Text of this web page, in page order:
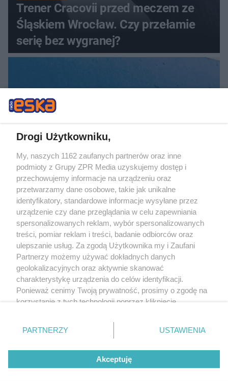
Trener Cracovii przed meczem ze
Śląskiem Wrocław. Czy przełamie
serię bez wygranej?
Zagrożenie wybuchem w
Swarzędzu. Policja zatrzymała 35-
latka, który zgłosił ładunek w swoim
aucie
Oszustwo w powiecie trzebnickim.
Małżeństwo seniorów straciło 240
000 zł
Drogi Użytkowniku,
My, naszych 1162 zaufanych partnerów oraz inne
podmioty z Grupy ZPR Media uzyskujemy dostęp i
przechowujemy informacje na urządzeniu oraz
przetwarzamy dane osobowe, takie jak unikalne
identyfikatory, standardowe informacje wysyłane przez
urządzenie czy dane przeglądania w celu zapewniania
spersonalizowanych reklam, wybór spersonalizowanych
treści, pomiar reklam i treści, badanie odbiorców oraz
ulepszanie usług. Za zgodą Użytkownika my i Zaufani
Partnerzy możemy używać dokładnych danych
geolokalizacyjnych oraz aktywnie skanować
charakterystykę urządzenia do celów identyfikacji.
Ponieważ cenimy Twoją prywatność, prosimy o zgodę na
korzystanie z tych technologii poprzez kliknięcie
zmienić/wycofać klikając przycisk ustawień prywatności
znajdujący się w lewym dolnym rogu strony
rodzaje przetwarzania danych nie wymagają zgody
użytkownika, ale masz prawo sprzeciwić się takiemu
przetwarzaniu. Preferencje będą miały zastosowanie tylko
PARTNERZY USTAWIENIA
Akceptuję